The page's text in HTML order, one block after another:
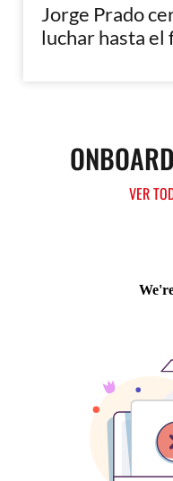
Jorge Prado
luchar hasta el
VER